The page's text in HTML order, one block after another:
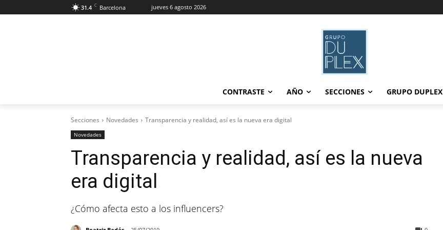
31.4 C Barcelona jueves 6 agosto 2026
CONTRASTE AÑO SECCIONES GRUPO DUPLEX
Secciones Novedades Transparencia y realidad, así es la nueva era digital
Novedades
Transparencia y realidad, así es la nueva
era digital
¿Cómo afecta esto a los influencers?